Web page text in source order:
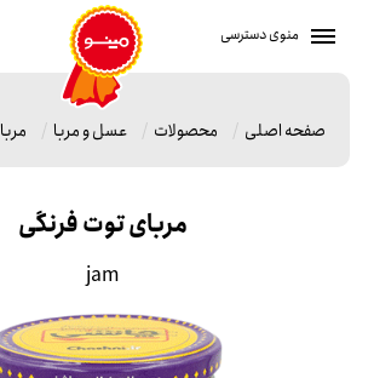
منوی دسترسی
صفحه اصلی محصولات عسل و مربا مربا
مربای توت فرنگی
jam